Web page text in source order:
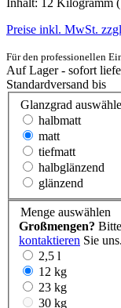
Inhalt: 12 Kilogramm
Preise inkl. MwSt.
Für den professionellen
Auf Lager - sofort
Standardversand bis
Glanzgrad
halbmatt
matt
tiefmatt
halbglänzend
glänzend
Menge auswählen
Großmengen?
kontaktieren Sie uns.
2,5 l
12 kg
23 kg
30 kg